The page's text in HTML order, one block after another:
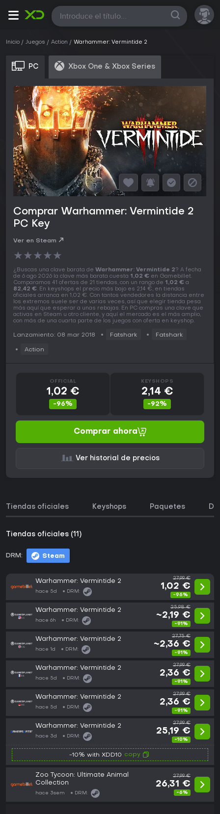
Todas
Inicio Juegos Action Warhammer: Vermintide 2
PC Xbox One & Xbox Series
Comprar Warhammer: Vermintide 2
PC Key
Ver en Steam
★★★★★
¿Buscas una clave barata de Warhammer: Vermintide 2? A fecha
de 6 ago 2026 la clave más barata cuesta 1,02 € en Gamebillet.
Comparamos 41 ofertas de 21 tiendas, con un rango de 1,02 € a
82,42 €. En keyshops el precio más bajo es 2,14 €, en tiendas
oficiales arranca en 1,02 €. Con tantos vendedores la distancia entre
los extremos suele ser de varias veces, así que elegir tienda pesa
más aquí que esperar a unas rebajas. En PC compras una clave que
activas en Steam u otro cliente, y aquí el mercado es el más amplio,
con más de una cuarta parte de los juegos con oferta en keyshop.
Lanzamiento: 08 mar 2018 Fatshark Fatshark
Action
OFFICIAL
1,02 €
-96%
KEYSHOPS
2,14 €
-92%
Comprar ahora
Ver historial de precios
Tiendas oficiales Keyshops Paquetes
Tiendas oficiales (11)
DRM: Steam
Warhammer: Vermintide 2
hace 5d DRM:
27,99 €
1,02 €
-96%
Warhammer: Vermintide 2
hace 6h DRM:
25,98 €
~2,19 €
-91%
Warhammer: Vermintide 2
hace 1d DRM:
27,75 €
~2,36 €
-91%
Warhammer: Vermintide 2
hace 5d DRM:
27,99 €
2,36 €
-91%
Warhammer: Vermintide 2
hace 5d DRM:
27,99 €
2,36 €
-91%
Warhammer: Vermintide 2
hace 3d DRM:
27,99 €
25,19 €
-10%
-10% with XDD10 copy
Zoo Tycoon: Ultimate Animal
Collection
hace 3sem DRM:
27,99 €
26,31 €
-6%